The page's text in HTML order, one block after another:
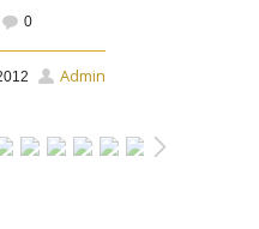
размере
108.2Kb
0
Admin